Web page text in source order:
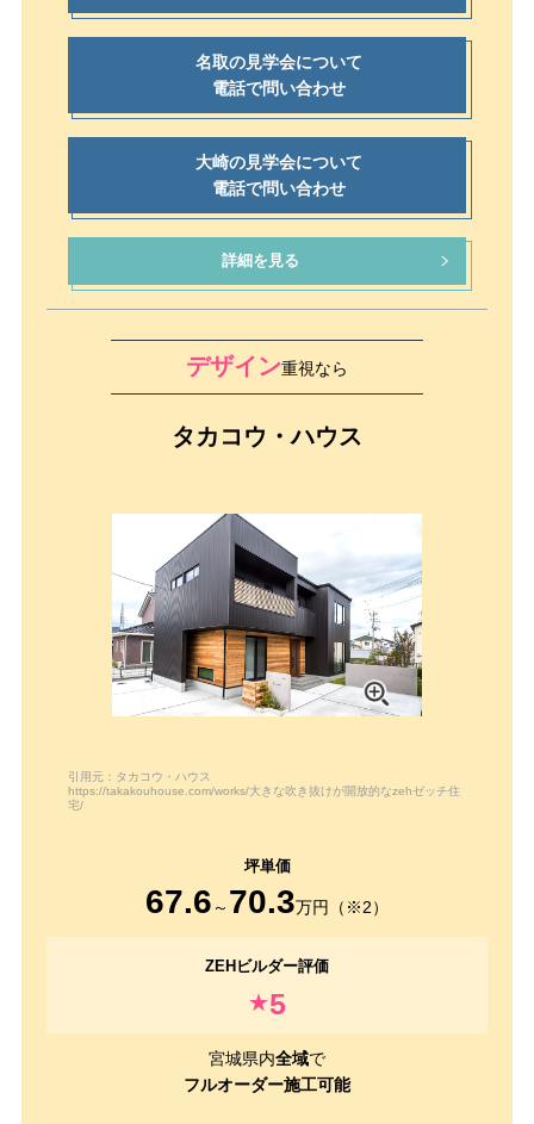
名取の見学会について
電話で問い合わせ
大崎の見学会について
電話で問い合わせ
詳細を見る
デザイン重視なら
タカコウ・ハウス
引用元：タカコウ・ハウス
https://takakouhouse.com/works/大きな吹き抜けが開放的なzehゼッチ住
宅/
67.6 ～ 70.3万円（※2）
★5
宮城県内全域で
フルオーダー施工可能